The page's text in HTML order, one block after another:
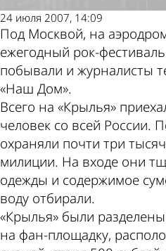
24 июля 2007, 14:09
Под Москвой, на
ежегодный рок-
побывали и журналисты
«Наш Дом».
Всего на «Крылья»
человек со всей России.
охраняли почти три
милиции. На входе они
одежды и содержимое
воду отбирали.
«Крылья» были
на фан-площадку,